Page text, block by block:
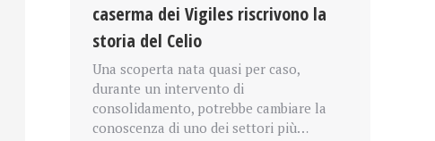
caserma dei Vigiles riscrivono la
storia del Celio
Una scoperta nata quasi per caso,
durante un intervento di
consolidamento, potrebbe cambiare la
conoscenza di uno dei settori più…